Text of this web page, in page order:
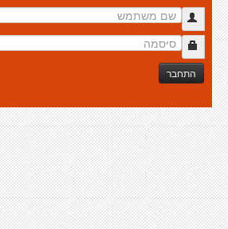
התחבר